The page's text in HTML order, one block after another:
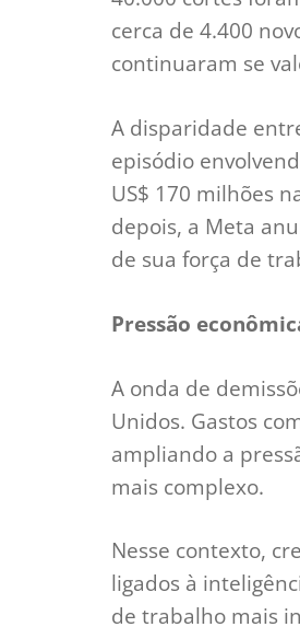
cerca de 4.400
continuaram se
A disparidade
episódio
US$ 170 milhões
depois, a Meta
de sua força de
Pressão
A onda de
Unidos. Gastos
ampliando a
mais complexo.
Nesse contexto,
ligados à
de trabalho mais